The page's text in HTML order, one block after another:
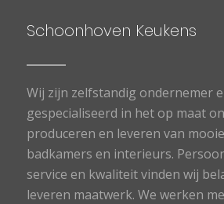
Schoonhoven Keukens
Wij zijn zelfstandig ondernemer
gespecialiseerd in het op maat
produceren en leveren van
badkamers en interieurs.
service en kwaliteit vinden wij
leveren maatwerk. We werken